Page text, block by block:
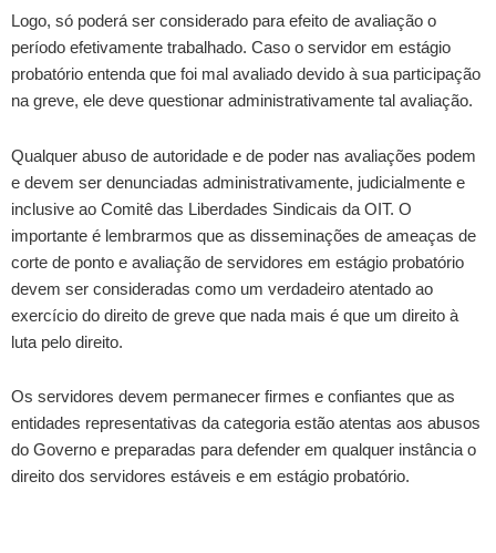
Logo, só poderá ser considerado para efeito de avaliação o
período efetivamente trabalhado. Caso o servidor em estágio
probatório entenda que foi mal avaliado devido à sua participação
na greve, ele deve questionar administrativamente tal avaliação.
Qualquer abuso de autoridade e de poder nas avaliações podem
e devem ser denunciadas administrativamente, judicialmente e
inclusive ao Comitê das Liberdades Sindicais da OIT. O
importante é lembrarmos que as disseminações de ameaças de
corte de ponto e avaliação de servidores em estágio probatório
devem ser consideradas como um verdadeiro atentado ao
exercício do direito de greve que nada mais é que um direito à
luta pelo direito.
Os servidores devem permanecer firmes e confiantes que as
entidades representativas da categoria estão atentas aos abusos
do Governo e preparadas para defender em qualquer instância o
direito dos servidores estáveis e em estágio probatório.